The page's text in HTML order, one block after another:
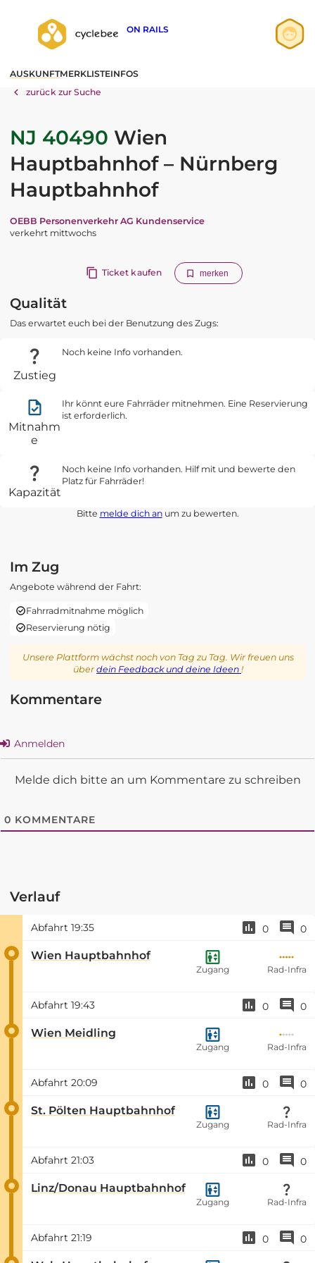
ON RAILS
AUSKUNFTMERKLISTEINFOS
zurück zur Suche
NJ 40490 Wien
Hauptbahnhof – Nürnberg
Hauptbahnhof
OEBB Personenverkehr AG Kundenservice
verkehrt mittwochs
Ticket kaufen merken
Qualität
Das erwartet euch bei der Benutzung des Zugs:
Zustieg
Noch keine Info vorhanden.
Mitnahm
e
Ihr könnt eure Fahrräder mitnehmen. Eine Reservierung
ist erforderlich.
Kapazität
Noch keine Info vorhanden. Hilf mit und bewerte den
Platz für Fahrräder!
Bitte melde dich anum zu bewerten.
Im Zug
Angebote während der Fahrt:
Fahrradmitnahme möglich
Reservierung nötig
Unsere Plattform wächst noch von Tag zu Tag. Wir freuen uns
überdein Feedback und deine Ideen !
Kommentare
Anmelden
Melde dich bitte an um Kommentare zu schreiben
0 KOMMENTARE
Verlauf
Abfahrt 19:35 0 0
Wien Hauptbahnhof
Zugang Rad-Infra
Abfahrt 19:43 0 0
Wien Meidling
Zugang Rad-Infra
Abfahrt 20:09 0 0
St. Pölten Hauptbahnhof
Zugang Rad-Infra
Abfahrt 21:03 0 0
Linz/Donau Hauptbahnhof
Zugang Rad-Infra
Abfahrt 21:19 0 0